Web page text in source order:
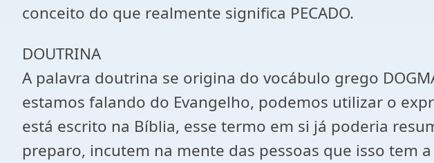
conceito do que realmente significa PECADO.
DOUTRINA
A palavra doutrina se origina do vocábulo grego
estamos falando do Evangelho, podemos utilizar o
está escrito na Bíblia, esse termo em si já poderia
preparo, incutem na mente das pessoas que isso tem